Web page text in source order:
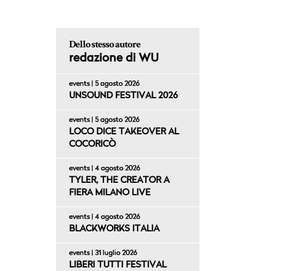
Dello stesso autore
redazione di WU
events | 5 agosto 2026
UNSOUND FESTIVAL 2026
events | 5 agosto 2026
LOCO DICE TAKEOVER AL
COCORICÒ
events | 4 agosto 2026
TYLER, THE CREATOR A
FIERA MILANO LIVE
events | 4 agosto 2026
BLACKWORKS ITALIA
events | 31 luglio 2026
LIBERI TUTTI FESTIVAL